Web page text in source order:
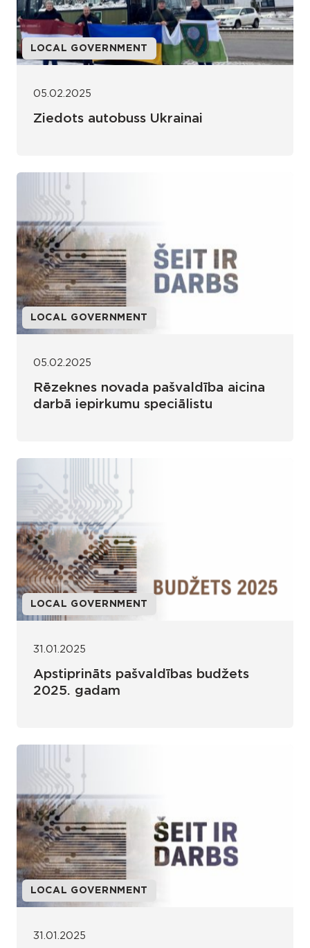
LOCAL GOVERNMENT
05.02.2025
Ziedots autobuss Ukrainai
LOCAL GOVERNMENT
05.02.2025
Rēzeknes novada pašvaldība aicina
darbā iepirkumu speciālistu
LOCAL GOVERNMENT
31.01.2025
Apstiprināts pašvaldības budžets
2025. gadam
LOCAL GOVERNMENT
31.01.2025